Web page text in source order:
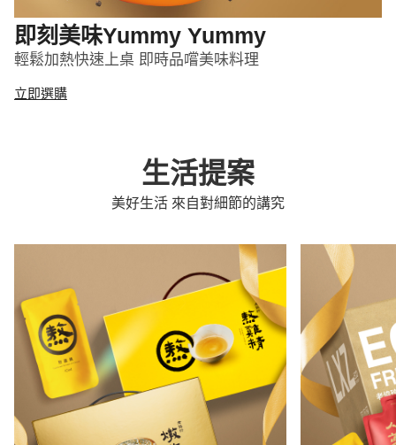
即刻美味Yummy Yummy
輕鬆加熱快速上桌 即時品嚐美味料理
立即選購
生活提案
美好生活 來自對細節的講究